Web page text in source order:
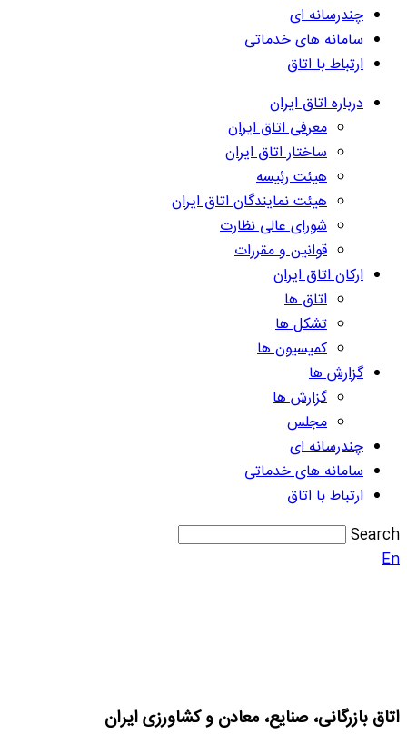
چندرسانه ای
سامانه های خدماتی
ارتباط با اتاق
درباره اتاق ایران
معرفی اتاق ایران
ساختار اتاق ایران
هیئت رئیسه
هیئت نمایندگان اتاق ایران
شورای عالی نظارت
قوانین و مقررات
ارکان اتاق ایران
اتاق ها
تشکل ها
کمیسیون ها
گزارش ها
گزارش ها
مجلس
چندرسانه ای
سامانه های خدماتی
ارتباط با اتاق
Search
En
اتاق بازرگانی، صنایع، معادن و کشاورزی ایران